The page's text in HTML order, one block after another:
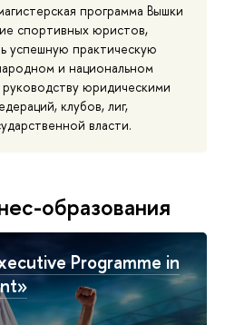
программа Вышки
спортивных юристов,
успешную практическую
и национальном
юридическими
клубов, лиг,
власти.
образования
Programme in